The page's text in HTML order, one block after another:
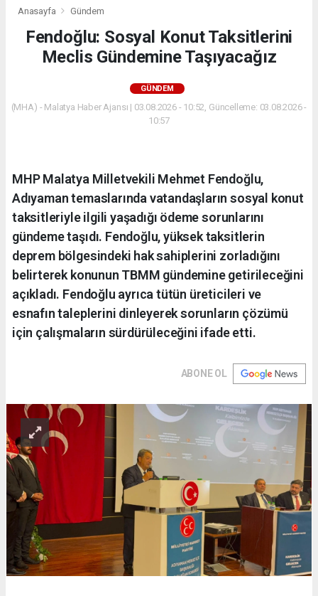
Anasayfa Gündem
Fendoğlu: Sosyal Konut Taksitlerini
Meclis Gündemine Taşıyacağız
GÜNDEM
(MHA) - Malatya Haber Ajansı | 03.08.2026 - 10:52, Güncelleme: 03.08.2026 -
10:57
MHP Malatya Milletvekili Mehmet Fendoğlu,
Adıyaman temaslarında vatandaşların sosyal konut
taksitleriyle ilgili yaşadığı ödeme sorunlarını
gündeme taşıdı. Fendoğlu, yüksek taksitlerin
deprem bölgesindeki hak sahiplerini zorladığını
belirterek konunun TBMM gündemine getirileceğini
açıkladı. Fendoğlu ayrıca tütün üreticileri ve
esnafın taleplerini dinleyerek sorunların çözümü
için çalışmaların sürdürüleceğini ifade etti.
ABONE OL